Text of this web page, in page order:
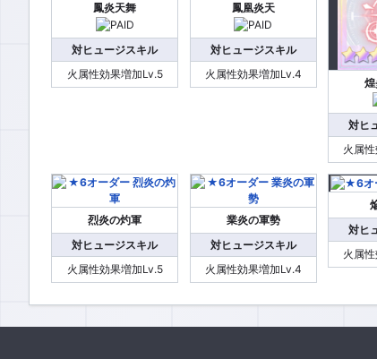
鳳炎天舞
対ヒュージスキル
火属性効果増加Lv.5
鳳凰炎天
対ヒュージスキル
火属性効果増加Lv.4
対ヒ
火属
烈炎の灼軍
対ヒュージスキル
火属性効果増加Lv.5
業炎の軍勢
対ヒュージスキル
火属性効果増加Lv.4
対ヒ
火属